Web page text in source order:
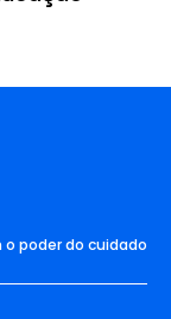
poder do cuidado